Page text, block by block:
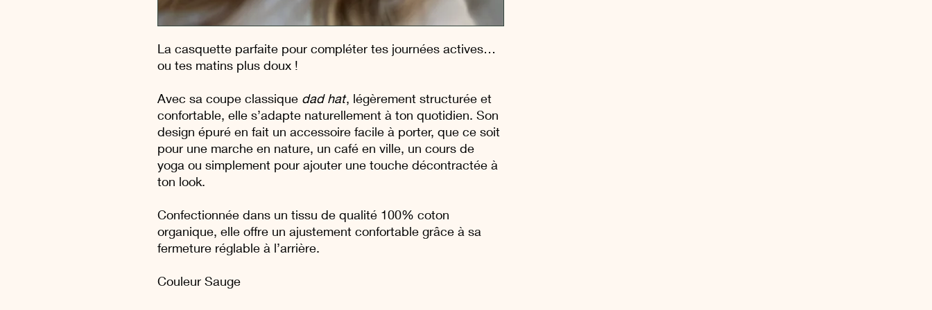
La casquette parfaite pour compléter tes journées actives…
ou tes matins plus doux !
Avec sa coupe classique dad hat, légèrement structurée et
confortable, elle s’adapte naturellement à ton quotidien. Son
design épuré en fait un accessoire facile à porter, que ce soit
pour une marche en nature, un café en ville, un cours de
yoga ou simplement pour ajouter une touche décontractée à
ton look.
Confectionnée dans un tissu de qualité 100% coton
organique, elle offre un ajustement confortable grâce à sa
fermeture réglable à l’arrière.
Couleur Sauge